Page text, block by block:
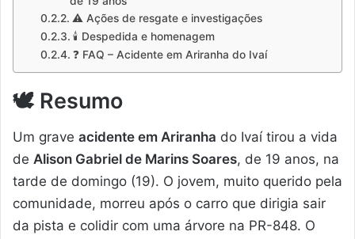
⚠️ Ações de resgate e investigações
🕯️ Despedida e homenagem
❓ FAQ – Acidente em Ariranha do Ivaí
🕊️ Resumo
Um grave acidente em Ariranha do Ivaí tirou a vida
de Alison Gabriel de Marins Soares, de 19 anos, na
tarde de domingo (19). O jovem, muito querido pela
comunidade, morreu após o carro que dirigia sair
da pista e colidir com uma árvore na PR-848. O